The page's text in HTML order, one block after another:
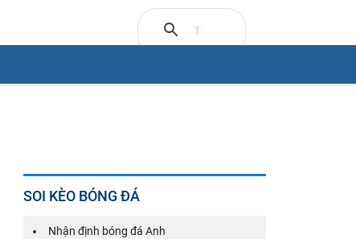
SOI KÈO BÓNG ĐÁ
Nhận định bóng đá Anh